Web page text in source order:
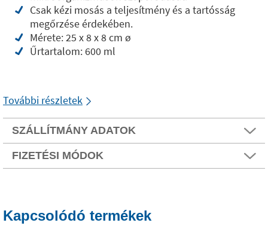
Csak kézi mosás a teljesítmény és a tartósság
megőrzése érdekében.
Mérete: 25 x 8 x 8 cm ø
Űrtartalom: 600 ml
További részletek
SZÁLLÍTMÁNY ADATOK
FIZETÉSI MÓDOK
Kapcsolódó termékek